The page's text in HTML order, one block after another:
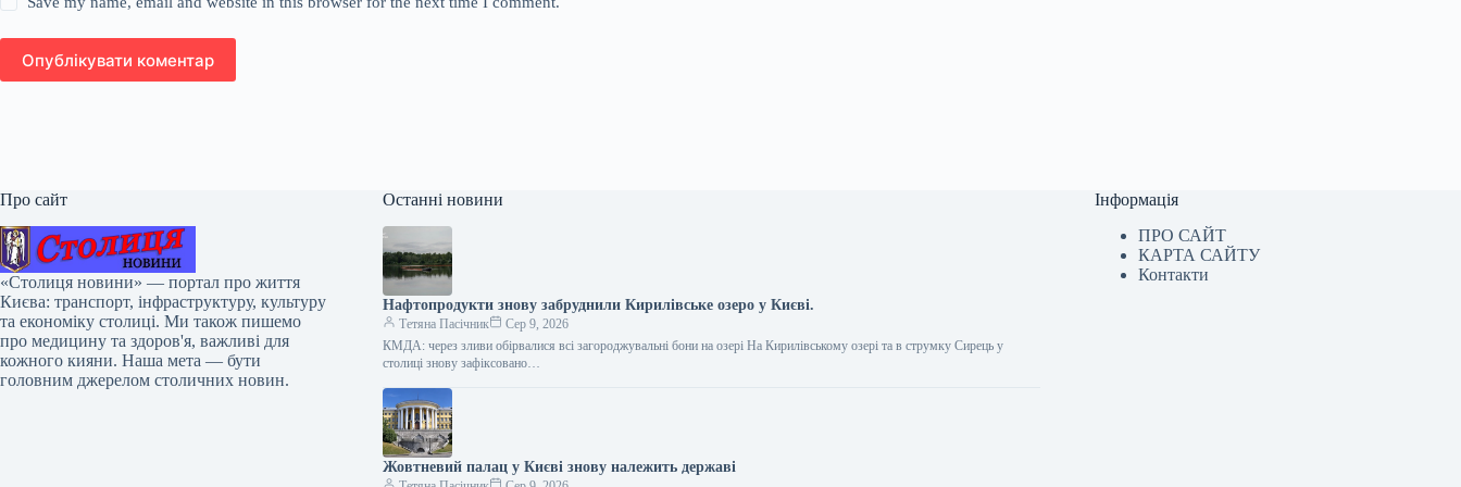
Опублікувати коментар
Про сайт
«Столиця новини» — портал про життя
Києва: транспорт, інфраструктуру, культуру
та економіку столиці. Ми також пишемо
про медицину та здоров'я, важливі для
кожного кияни. Наша мета — бути
головним джерелом столичних новин.
Останні новини
Нафтопродукти знову забруднили Кирилівське озеро у Києві.
Тетяна Пасічник
Сер 9, 2026
КМДА: через зливи обірвалися всі загороджувальні бони на озері На Кирилівському озері та в струмку Сирець у
столиці знову зафіксовано…
Жовтневий палац у Києві знову належить державі
Інформація
ПРО САЙТ
КАРТА САЙТУ
Контакти